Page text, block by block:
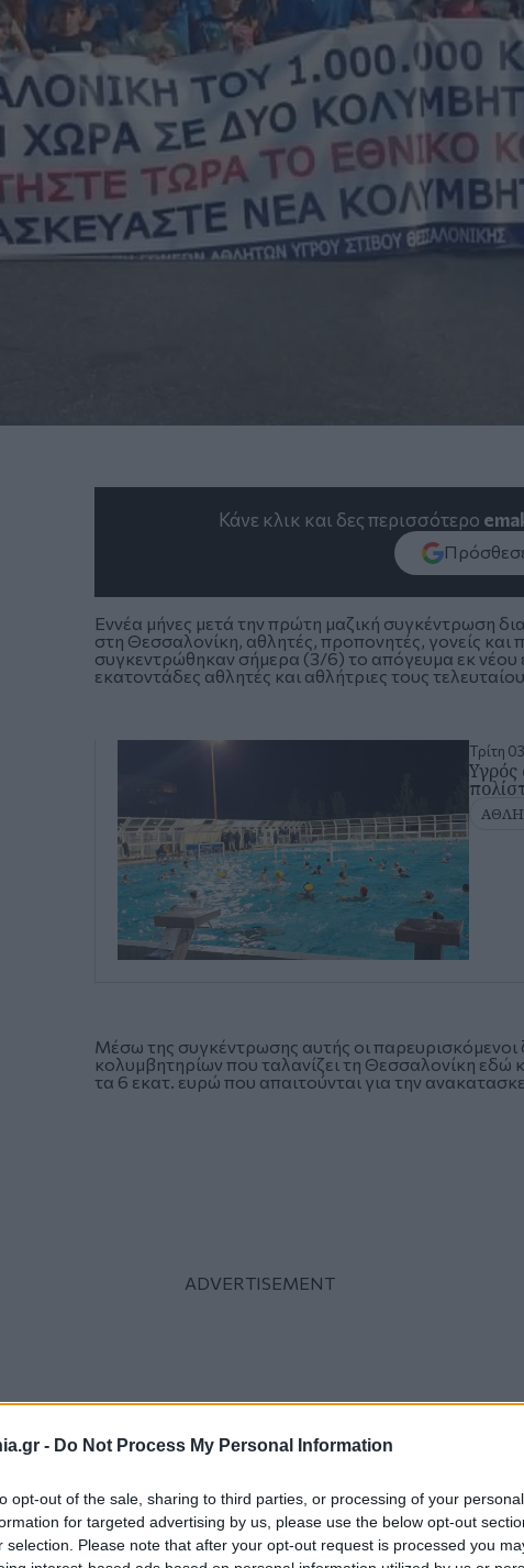
- Do Not Process My Personal Information
opt-out of the sale, sharing to third parties, or processing of your
for targeted advertising by us, please use the below opt-out
selection. Please note that after your opt-out request is processed you
Κάνε κλικ και δες περισσότερο
Εννέα μήνες μετά την πρώτη μαζική συγκέντρωση
στη Θεσσαλονίκη, αθλητές, προπονητές, γονείς
συγκεντρώθηκαν σήμερα (3/6) το απόγευμα εκ νέου
εκατοντάδες αθλητές και αθλήτριες τους
Τρίτη
Υγρός
Μέσω της συγκέντρωσης αυτής οι
κολυμβητηρίων που ταλανίζει τη Θεσσαλονίκη εδώ
τα 6 εκατ. ευρώ που απαιτούνται για την
«Φτάνουν οι υποσχέσεις. Άμεση λειτουργία των
ήταν το πανό που σήκωσε το σωματείο
προς πάσα κατεύθυνση: «Η Θεσσαλονίκη των
Χρηματοδοτήστε τώρα το Εθνικό κολυμβητήριο.